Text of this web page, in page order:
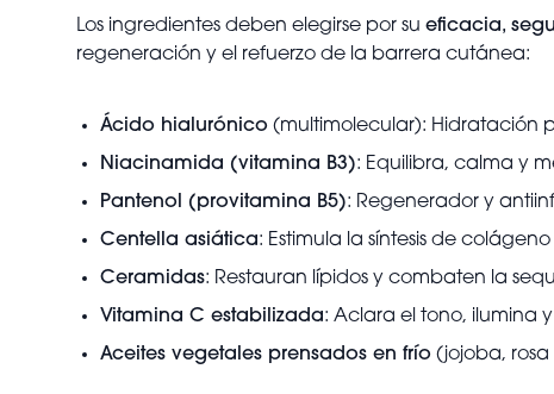
Los ingredientes deben elegirse por su eficacia,
regeneración y el refuerzo de la barrera cutánea:
Ácido hialurónico (multimolecular): Hidratación
Niacinamida (vitamina B3): Equilibra, calma y
Pantenol (provitamina B5): Regenerador y
Centella asiática: Estimula la síntesis de
Ceramidas: Restauran lípidos y combaten la
Vitamina C estabilizada: Aclara el tono, ilumina
Aceites vegetales prensados en frío (jojoba,